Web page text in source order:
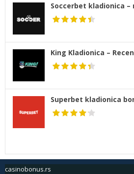
Soccerbet kladionica –
King Kladionica –
Superbet kladionica
casinobonus.rs